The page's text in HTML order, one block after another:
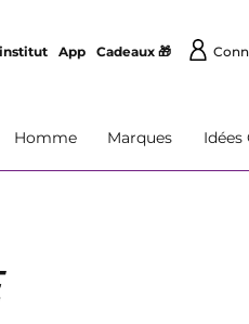
App Cadeaux 🎁
Homme Marques Idées